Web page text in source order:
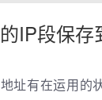
IP段保存
址有在运用的